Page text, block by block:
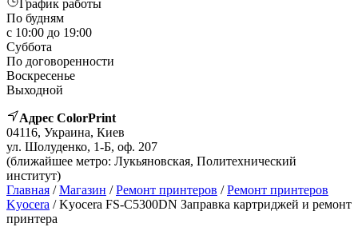
График работы
По будням
с 10:00 до 19:00
Суббота
По договоренности
Воскресенье
Выходной
Адрес ColorPrint
04116, Украина, Киев
ул. Шолуденко, 1-Б, оф. 207
(ближайшее метро: Лукьяновская, Политехнический
институт)
Главная /Магазин /Ремонт принтеров /Ремонт принтеров
Kyocera / Kyocera FS-C5300DN Заправка картриджей и ремонт
принтера